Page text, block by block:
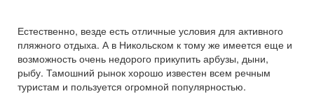
Естественно, везде есть отличные условия для активного
пляжного отдыха. А в Никольском к тому же имеется еще и
возможность очень недорого прикупить арбузы, дыни,
рыбу. Тамошний рынок хорошо известен всем речным
туристам и пользуется огромной популярностью.